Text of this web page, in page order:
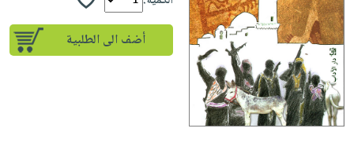
إختياراتنا
كتب
أكاديمية
صندوق
القراءة
English
iKitab
بلا
حدود
أسئلة
يتكرر
أسئلة
يتكرر
طرحها
تحميل
masmu3
على
المواضيع
الأكثر
مبيعاً
إختياراتنا
وسائل
تعليمية
الصحة
والعناية
الشخصية
جديد
أضف الى الطلبية